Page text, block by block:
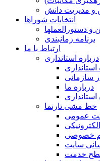
و مدیریت دانش
انتخابات شوراها
و دستورالعملها
برنامه زمانبندی
ارتباط با ما
درباره استانداری
سازمانی
درباره ما
استانداری
خط مشی تارنما
عمومی
خصوصی
سایت
سطح خدمت